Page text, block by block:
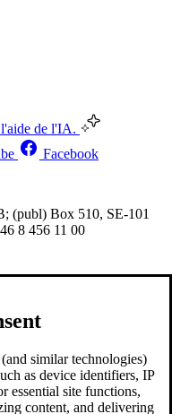
l'aide de l'IA.
Facebook
(publ) Box 510, SE-101
8 456 11 00
similar technologies)
as device identifiers, IP
essential site functions,
content, and delivering